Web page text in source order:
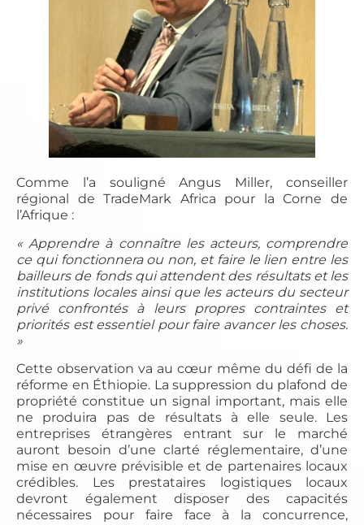
Comme l’a souligné Angus Miller, conseiller
régional de TradeMark Africa pour la Corne de
l’Afrique :
« Apprendre à connaître les acteurs, comprendre
ce qui fonctionnera ou non, et faire le lien entre les
bailleurs de fonds qui attendent des résultats et les
institutions locales ainsi que les acteurs du secteur
privé confrontés à leurs propres contraintes et
priorités est essentiel pour faire avancer les choses.
»
Cette observation va au cœur même du défi de la
réforme en Éthiopie. La suppression du plafond de
propriété constitue un signal important, mais elle
ne produira pas de résultats à elle seule. Les
entreprises étrangères entrant sur le marché
auront besoin d’une clarté réglementaire, d’une
mise en œuvre prévisible et de partenaires locaux
crédibles. Les prestataires logistiques locaux
devront également disposer des capacités
nécessaires pour faire face à la concurrence,